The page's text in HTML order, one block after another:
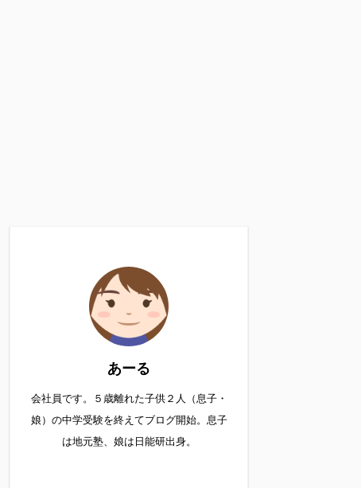
あーる
会社員です。５歳離れた子供２人（息子・
娘）の中学受験を終えてブログ開始。息子
は地元塾、娘は日能研出身。